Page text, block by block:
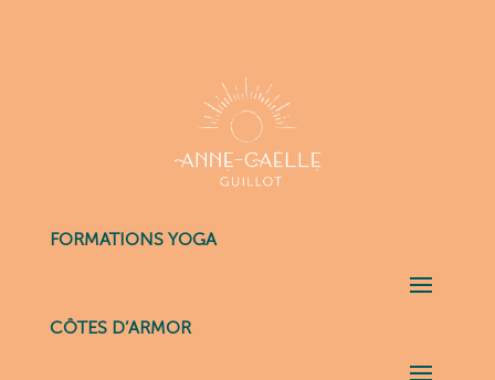
FORMATIONS YOGA
CÔTES D’ARMOR